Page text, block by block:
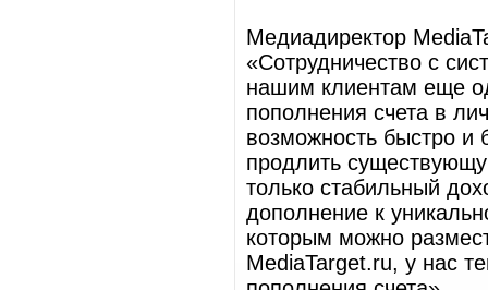
Медиадиректор
«Сотрудничество с
нашим клиентам еще
пополнения счета в
возможность быстро и
продлить
только стабильный
дополнение к
которым можно
MediaTarget.ru, у нас